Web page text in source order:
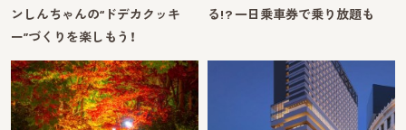
ンしんちゃんの“ドデカクッキ
ー”づくりを楽しもう！
る!? 一日乗車券で乗り放題も